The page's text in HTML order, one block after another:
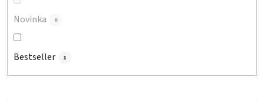
Novinka 0
Bestseller 1